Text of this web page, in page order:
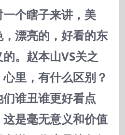
个瞎子来讲，美
漂亮的，好看的东
。赵本山VS关之
里，有什么区别？
谁丑谁更好看点
是毫无意义和价值